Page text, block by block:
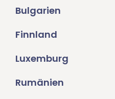
Bulgarien
Finnland
Luxemburg
Rumänien